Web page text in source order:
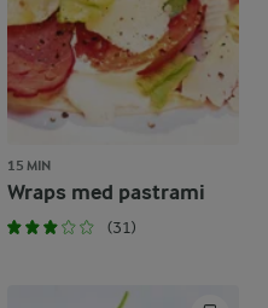
15 MIN
Wraps med pastrami
(31)